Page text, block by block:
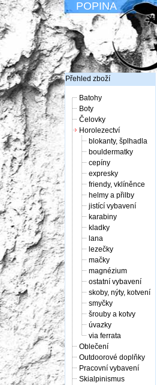
POPINA
Přehled zboží
Batohy
Boty
Čelovky
Horolezectví
blokanty, šplhadla
bouldermatky
cepíny
expresky
friendy, vklíněnce
helmy a přilby
jistící vybavení
karabiny
kladky
lana
lezečky
mačky
magnézium
ostatní vybavení
skoby, nýty, kotvení
smyčky
šrouby a kotvy
úvazky
via ferrata
Oblečení
Outdoorové doplňky
Pracovní vybavení
Skialpinismus